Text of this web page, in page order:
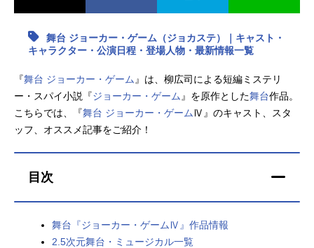
最新記事一覧
アニメ記事一覧 声優記事一覧
アニメ映画一覧 実写化映画一覧
今期アニメ曜日別一覧
男性声優/女性声優一覧
舞台 ジョーカー・ゲーム（ジョカステ）｜キャスト・
キャラクター・公演日程・登場人物・最新情報一覧
『舞台 ジョーカー・ゲーム 』は、柳広司による短編ミステリ
ー・スパイ小説『ジョーカー・ゲーム 』を原作とした舞台作品。
こちらでは、『舞台 ジョーカー・ゲーム Ⅳ』のキャスト、スタ
ッフ、オススメ記事をご紹介！
目次
舞台『ジョーカー・ゲームⅣ』作品情報
2.5次元舞台・ミュージカル一覧